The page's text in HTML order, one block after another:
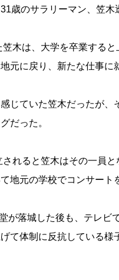
歳のサラリーマン、笠木
木は、大学を卒業する
元に戻り、新たな仕事に
じていた笠木だったが
だった。
れると笠木はその一員
地元の学校でコンサート
が落城した後も、テレビ
て体制に反抗している様